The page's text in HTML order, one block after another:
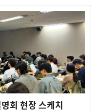
회 현장 스케치